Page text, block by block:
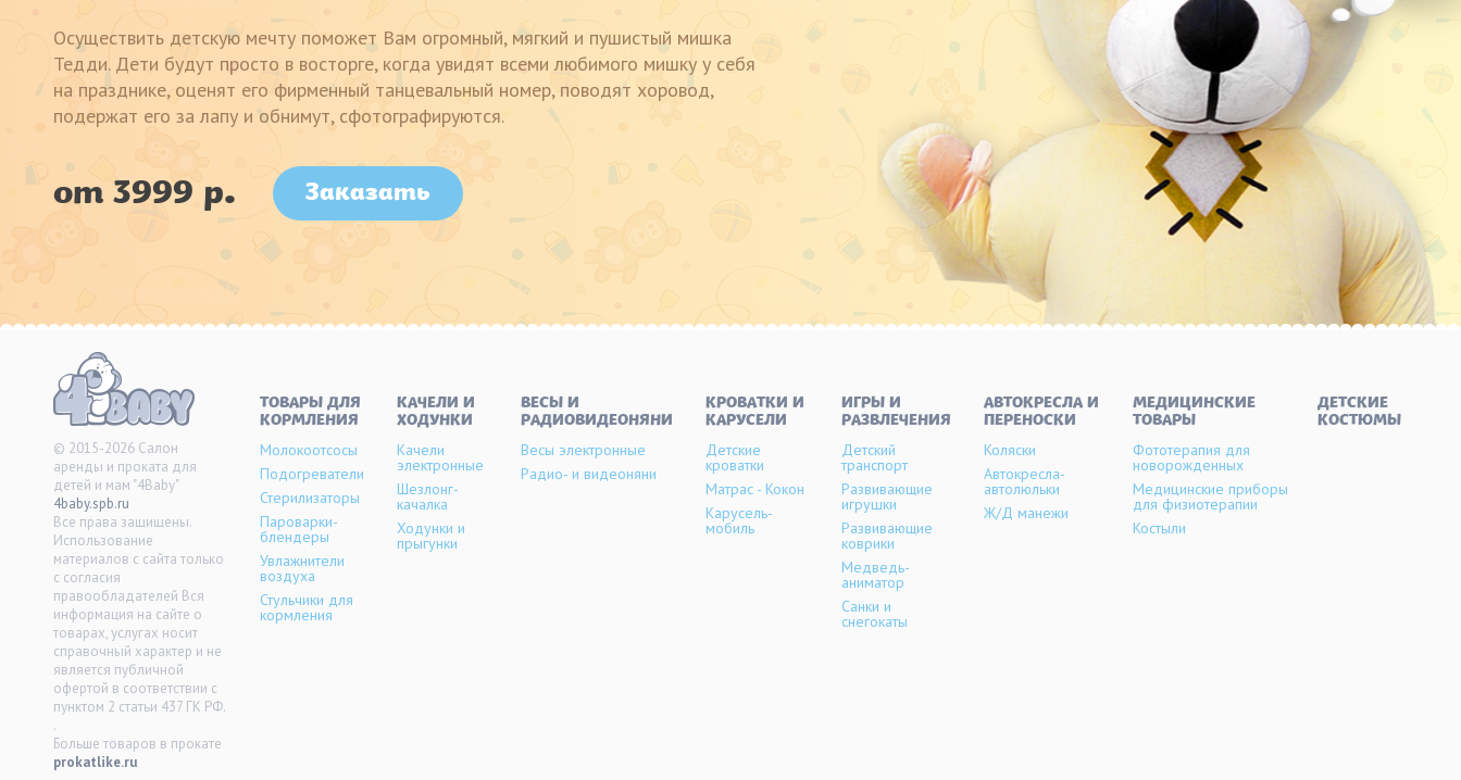
Осуществить детскую мечту поможет Вам огромный, мягкий и пушистый мишка
Тедди. Дети будут просто в восторге, когда увидят всеми любимого мишку у себя
на празднике, оценят его фирменный танцевальный номер, поводят хоровод,
подержат его за лапу и обнимут, сфотографируются.
от 3999 р. Заказать
© 2015-2026 Салон
аренды и проката для
детей и мам "4Baby"
4baby.spb.ru
Все права защищены.
Использование
материалов с сайта только
с согласия
правообладателей Вся
информация на сайте о
товарах, услугах носит
справочный характер и не
является публичной
офертой в соответствии с
пунктом 2 статьи 437 ГК РФ.
.
Больше товаров в прокате
prokatlike.ru
ТОВАРЫ ДЛЯ
КОРМЛЕНИЯ
KАЧЕЛИ И
ХОДУНКИ
ВЕСЫ И
РАДИОВИДЕОНЯНИ
КРОВАТКИ И
КАРУСЕЛИ
ИГРЫ И
РАЗВЛЕЧЕНИЯ
АВТОКРЕСЛА И
ПЕРЕНОСКИ
МЕДИЦИНСКИЕ
ТОВАРЫ
ДЕТСКИЕ
КОСТЮМЫ
Молокоотсосы
Подогреватели
Стерилизаторы
Пароварки-
блендеры
Увлажнители
воздуха
Стульчики для
кормления
Качели
электронные
Шезлонг-
качалка
Ходунки и
прыгунки
Весы электронные
Радио- и видеоняни
Детские
кроватки
Матрас - Кокон
Карусель-
мобиль
Детский
транспорт
Развивающие
игрушки
Развивающие
коврики
Медведь-
аниматор
Санки и
снегокаты
Коляски
Автокресла-
автолюльки
Ж/Д манежи
Фототерапия для
новорожденных
Медицинские приборы
для физиотерапии
Костыли